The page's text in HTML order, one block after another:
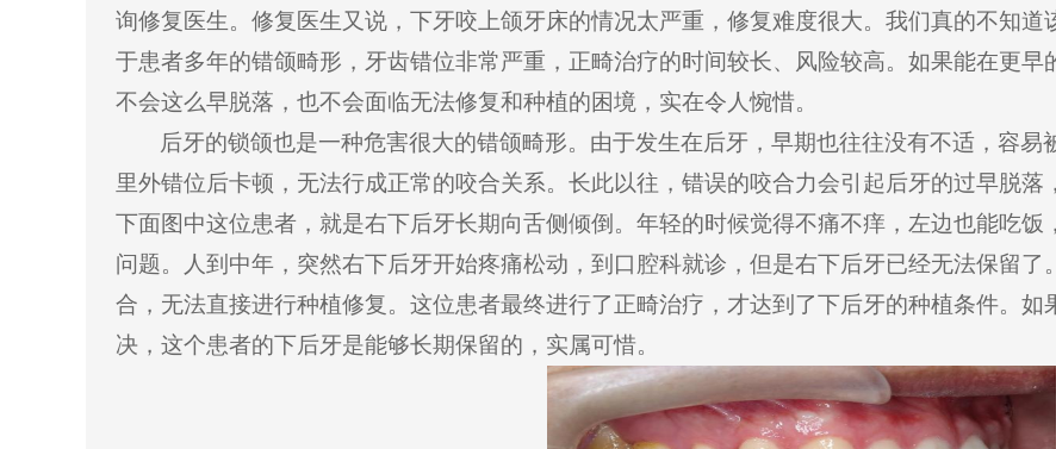
询修复医生。修复医生又说，下牙咬上颌牙床的情况太严重，修复难度很大。我们真的不知道
于患者多年的错颌畸形，牙齿错位非常严重，正畸治疗的时间较长、风险较高。如果能在更
不会这么早脱落，也不会面临无法修复和种植的困境，实在令人惋惜。
后牙的锁颌也是一种危害很大的错颌畸形。由于发生在后牙，早期也往往没有不适，容
里外错位后卡顿，无法行成正常的咬合关系。长此以往，错误的咬合力会引起后牙的过早脱
下面图中这位患者，就是右下后牙长期向舌侧倾倒。年轻的时候觉得不痛不痒，左边也能吃
问题。人到中年，突然右下后牙开始疼痛松动，到口腔科就诊，但是右下后牙已经无法保留
合，无法直接进行种植修复。这位患者最终进行了正畸治疗，才达到了下后牙的种植条件。
决，这个患者的下后牙是能够长期保留的，实属可惜。